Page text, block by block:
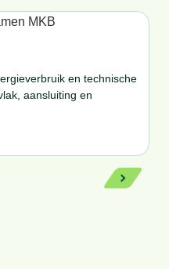
en technische
aansluiting en